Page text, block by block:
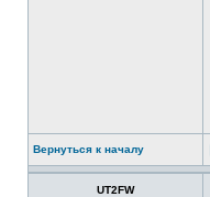
Вернуться к началу
UT2FW